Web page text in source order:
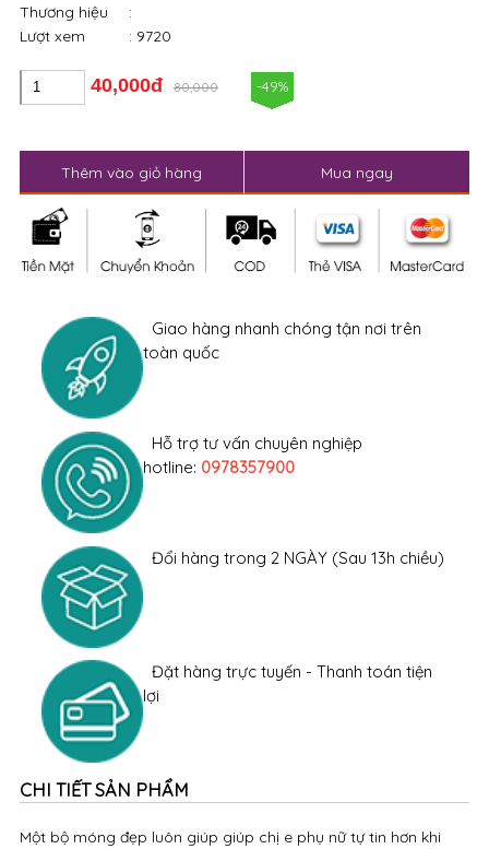
Thương hiệu
:
Lượt xem
: 9720
40,000đ 80,000 -49%
Thêm vào giỏ hàng Mua ngay
Giao hàng nhanh chóng tận nơi trên
toàn quốc
Hỗ trợ tư vấn chuyên nghiệp
hotline: 0978357900
Đổi hàng trong 2 NGÀY (Sau 13h chiều)
Đặt hàng trực tuyến - Thanh toán tiện
lợi
CHI TIẾT SẢN PHẨM
Một bộ móng đẹp luôn giúp giúp chị e phụ nữ tự tin hơn khi